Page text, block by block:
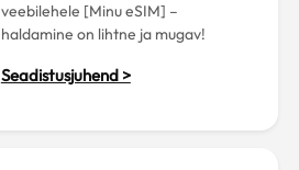
veebilehele [Minu eSIM] –
haldamine on lihtne ja mugav!
Seadistusjuhend >